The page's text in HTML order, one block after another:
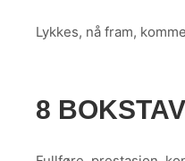
Lykkes, nå fram,
8